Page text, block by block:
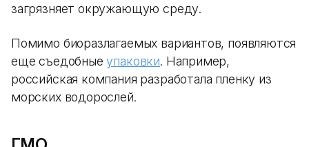
загрязняет окружающую среду.
Помимо биоразлагаемых вариантов, появляются
еще съедобныеупаковки. Например,
российская компания разработала пленку из
морских водорослей.